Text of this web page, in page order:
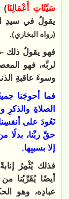
سَيِّئَاتِ أَعْمَالِنَا)
يقولُ في سيدِ
(رواه البخاري).
فهو يقولُ ذلك -
لربِّه، فهو
وسوءَ عاقبةِ
فما أحوجَنا
الصلاةِ والذكرِ
نَعُودَ على
حقِّ ربِّنا، بدلًا
إلا بسببِها.
فذلك يُثْمِرُ
أيضًا يُقَرِّبُنا
عبادِه، وهو